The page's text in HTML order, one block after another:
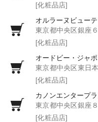
[化粧品店]
オルラーヌビュー
東京都中央区銀座
[化粧品店]
オードビー・ジャ
東京都中央区東日
[化粧品店]
カノンエンタープ
東京都中央区銀座
[化粧品店]